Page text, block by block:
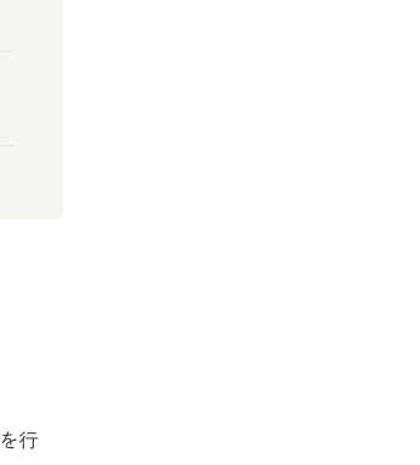
を行